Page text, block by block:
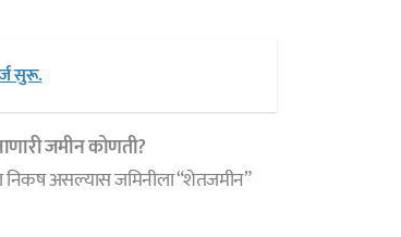
सुरू.
जमीन कोणती?
असल्यास जमिनीला “शेतजमीन”